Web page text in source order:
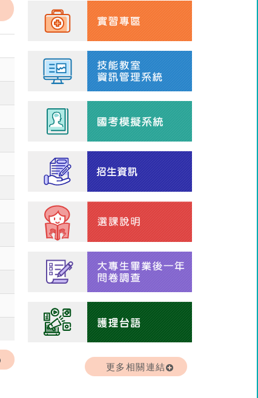
更多相關連結